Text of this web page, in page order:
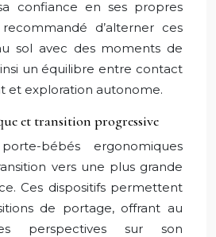
confiance en ses propres
d’alterner ces
sol avec des moments de
un équilibre entre contact
et exploration autonome.
et transition progressive
bébés ergonomiques
vers une plus grande
Ces dispositifs permettent
de portage, offrant au
perspectives sur son